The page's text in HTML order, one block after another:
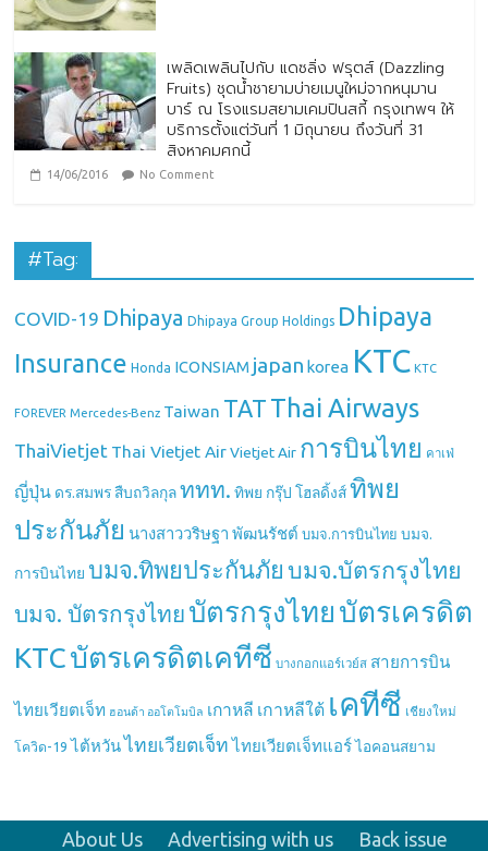
เพลิดเพลินไปกับ แดซลิ่ง ฟรุตส์ (Dazzling
Fruits) ชุดน้ำชายามบ่ายเมนูใหม่จากหนุมาน
บาร์ ณ โรงแรมสยามเคมปินสกี้ กรุงเทพฯ ให้
บริการตั้งแต่วันที่ 1 มิถุนายน ถึงวันที่ 31
สิงหาคมศกนี้
14/06/2016 No Comment
#Tag:
COVID-19 Dhipaya Dhipaya Group Holdings Dhipaya
Insurance Honda ICONSIAM japan korea KTC KTC
FOREVER Mercedes-Benz Taiwan TAT Thai Airways
ThaiVietjet Thai Vietjet Air Vietjet Air การบินไทย คาเฟ่
ญี่ปุ่น ดร.สมพร สืบถวิลกุล ททท. ทิพย กรุ๊ป โฮลดิ้งส์ ทิพย
ประกันภัย นางสาววริษฐา พัฒนรัชต์ บมจ.การบินไทย บมจ.
การบินไทย บมจ.ทิพยประกันภัย บมจ.บัตรกรุงไทย
บมจ. บัตรกรุงไทย บัตรกรุงไทย บัตรเครดิต
KTCบัตรเครดิตเคทีซี บางกอกแอร์เวย์ส สายการบิน
ไทยเวียตเจ็ท ฮอนด้า ออโตโมบิล เกาหลี เกาหลีใต้ เคทีซี เชียงใหม่
โควิด-19 ไต้หวัน ไทยเวียตเจ็ท ไทยเวียตเจ็ทแอร์ ไอคอนสยาม
About Us Advertising with us
Back issue